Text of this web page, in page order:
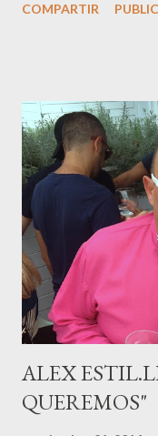
M ateo nació en
haciéndole padre de
campeona, durante los
guardar reposo debido
gestación Marta tiró
mamá feliz. Otro de
sido el madrileño,
pasarelas ...
COMPARTIR
ALEX
QUEREMOS"